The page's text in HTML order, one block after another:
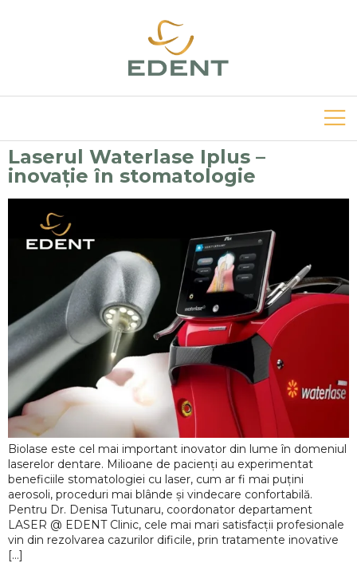
Laserul Waterlase Iplus –
inovație în stomatologie
Biolase este cel mai important inovator din lume în domeniul
laserelor dentare. Milioane de pacienți au experimentat
beneficiile stomatologiei cu laser, cum ar fi mai puțini
aerosoli, proceduri mai blânde și vindecare confortabilă.
Pentru Dr. Denisa Tutunaru, coordonator departament
LASER @ EDENT Clinic, cele mai mari satisfacții profesionale
vin din rezolvarea cazurilor dificile, prin tratamente inovative
[…]